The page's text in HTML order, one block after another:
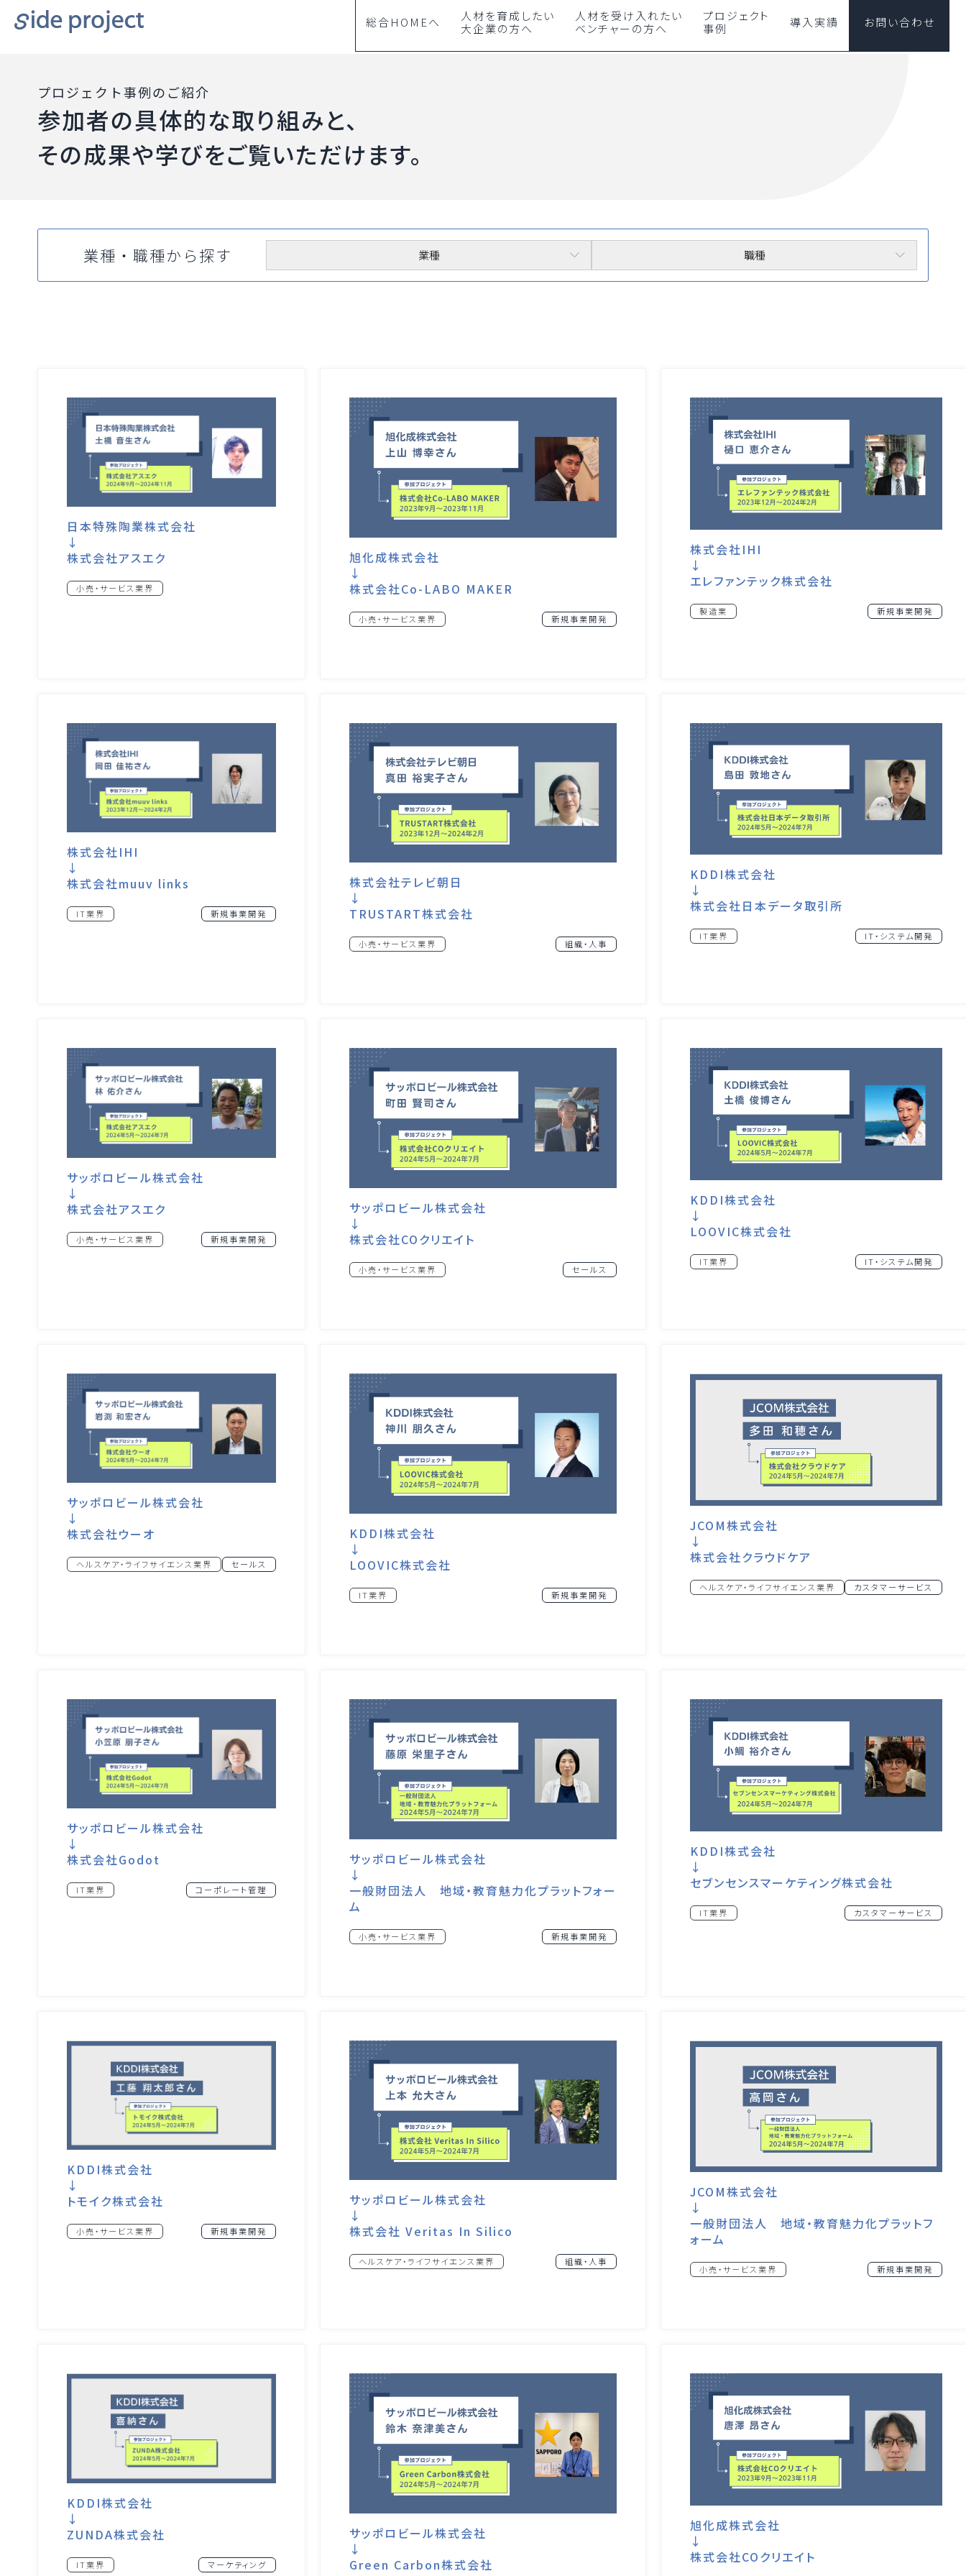
総合HOMEへ
人材を育成したい
大企業の方へ
人材を受け入れたい
ベンチャーの方へ
プロジェクト
事例
導入実績 お問い合わせ
プロジェクト事例のご紹介
参加者の具体的な取り組みと、
その成果や学びをご覧いただけます。
業種・職種から探す 業種 職種
日本特殊陶業株式会社
↓
株式会社アスエク
小売・サービス業界
旭化成株式会社
↓
株式会社Co-LABO MAKER
小売・サービス業界 新規事業開発
株式会社IHI
↓
エレファンテック株式会社
製造業 新規事業開発
株式会社IHI
↓
株式会社muuv links
IT業界 新規事業開発
株式会社テレビ朝日
↓
TRUSTART株式会社
小売・サービス業界 組織・人事
KDDI株式会社
↓
株式会社日本データ取引所
IT業界 IT・システム開発
サッポロビール株式会社
↓
株式会社アスエク
小売・サービス業界 新規事業開発
サッポロビール株式会社
↓
株式会社COクリエイト
小売・サービス業界 セールス
KDDI株式会社
↓
LOOVIC株式会社
IT業界 IT・システム開発
サッポロビール株式会社
↓
株式会社ウーオ
ヘルスケア・ライフサイエンス業界 セールス
KDDI株式会社
↓
LOOVIC株式会社
IT業界 新規事業開発
JCOM株式会社
↓
株式会社クラウドケア
ヘルスケア・ライフサイエンス業界 カスタマーサービス
サッポロビール株式会社
↓
株式会社Godot
IT業界 コーポレート管理
サッポロビール株式会社
↓
一般財団法人 地域・教育魅力化プラットフォー
ム
小売・サービス業界 新規事業開発
KDDI株式会社
↓
セブンセンスマーケティング株式会社
IT業界 カスタマーサービス
KDDI株式会社
↓
トモイク株式会社
小売・サービス業界 新規事業開発
サッポロビール株式会社
↓
株式会社 Veritas In Silico
ヘルスケア・ライフサイエンス業界 組織・人事
JCOM株式会社
↓
一般財団法人 地域・教育魅力化プラットフ
ォーム
小売・サービス業界 新規事業開発
KDDI株式会社
↓
ZUNDA株式会社
IT業界 マーケティング
サッポロビール株式会社
↓
Green Carbon株式会社
旭化成株式会社
↓
株式会社COクリエイト